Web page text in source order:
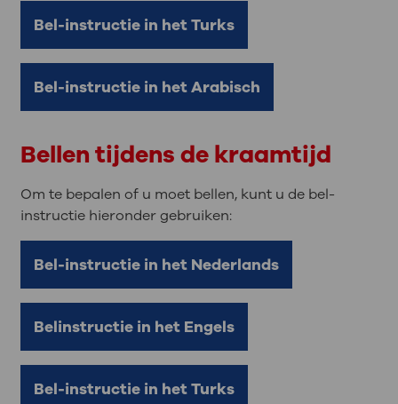
Bel-instructie in het Turks
Bel-instructie in het Arabisch
Bellen tijdens de kraamtijd
Om te bepalen of u moet bellen, kunt u de bel-
instructie hieronder gebruiken:
Bel-instructie in het Nederlands
Belinstructie in het Engels
Bel-instructie in het Turks